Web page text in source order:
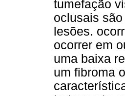
tumefação
oclusais
lesões.
ocorrer em
uma baixa
um fibroma